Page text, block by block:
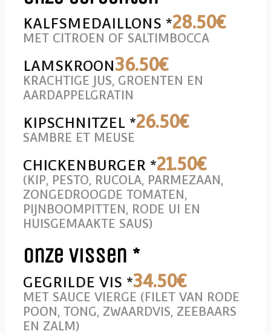
KALFSMEDAILLONS *28.50€
MET CITROEN OF SALTIMBOCCA
LAMSKROON36.50€
KRACHTIGE JUS, GROENTEN EN
AARDAPPELGRATIN
KIPSCHNITZEL *26.50€
SAMBRE ET MEUSE
CHICKENBURGER *21.50€
(KIP, PESTO, RUCOLA, PARMEZAAN,
ZONGEDROOGDE TOMATEN,
PIJNBOOMPITTEN, RODE UI EN
HUISGEMAAKTE SAUS)
Onze vissen *
GEGRILDE VIS *34.50€
MET SAUCE VIERGE (FILET VAN RODE
POON, TONG, ZWAARDVIS, ZEEBAARS
EN ZALM)